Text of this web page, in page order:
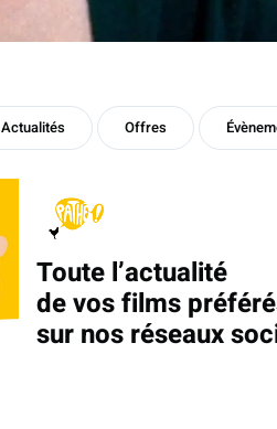
Actualités Offres
Toute l’actualité
de vos films
sur nos réseaux